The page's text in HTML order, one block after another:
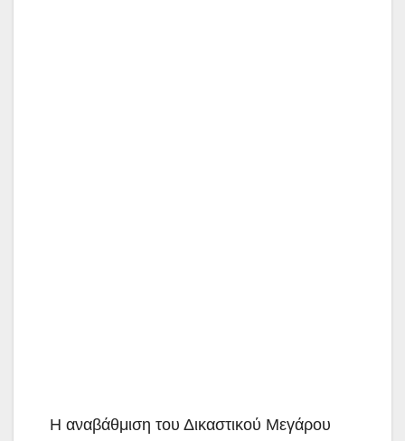
Η αναβάθμιση του Δικαστικού Μεγάρου